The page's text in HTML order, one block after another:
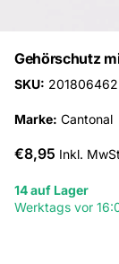
Gehörschutz
SKU: 201806462
Marke: Cantonal
€8,95 Inkl.
14 auf Lager
Werktags vor